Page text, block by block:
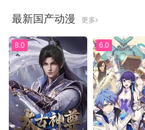
最新国产动漫 更多
8.0 6.0